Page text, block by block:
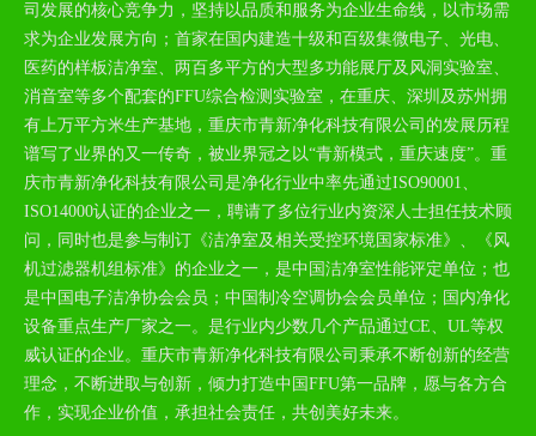
司发展的核心竞争力，坚持以品质和服务为企业生命线，以市场需
求为企业发展方向；首家在国内建造十级和百级集微电子、光电、
医药的样板洁净室、两百多平方的大型多功能展厅及风洞实验室、
消音室等多个配套的FFU综合检测实验室，在重庆、深圳及苏州拥
有上万平方米生产基地，重庆市青新净化科技有限公司的发展历程
谱写了业界的又一传奇，被业界冠之以“青新模式，重庆速度”。重
庆市青新净化科技有限公司是净化行业中率先通过ISO90001、
ISO14000认证的企业之一，聘请了多位行业内资深人士担任技术顾
问，同时也是参与制订《洁净室及相关受控环境国家标准》、《风
机过滤器机组标准》的企业之一，是中国洁净室性能评定单位；也
是中国电子洁净协会会员；中国制冷空调协会会员单位；国内净化
设备重点生产厂家之一。是行业内少数几个产品通过CE、UL等权
威认证的企业。重庆市青新净化科技有限公司秉承不断创新的经营
理念，不断进取与创新，倾力打造中国FFU第一品牌，愿与各方合
作，实现企业价值，承担社会责任，共创美好未来。